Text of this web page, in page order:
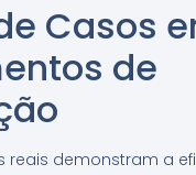
Casos
de
reais demonstram a